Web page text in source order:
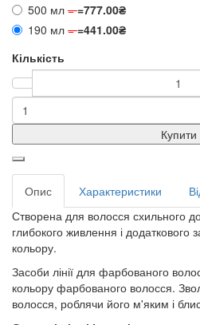
500 мл ==777.00₴
190 мл ==441.00₴
Кількість
Купити
Опис Характеристики
Створена для волосся схильного
глибокого живлення і додаткового
кольору.
Засоби лінії для фарбованого
кольору фарбованого волосся.
волосся, роблячи його м'яким і